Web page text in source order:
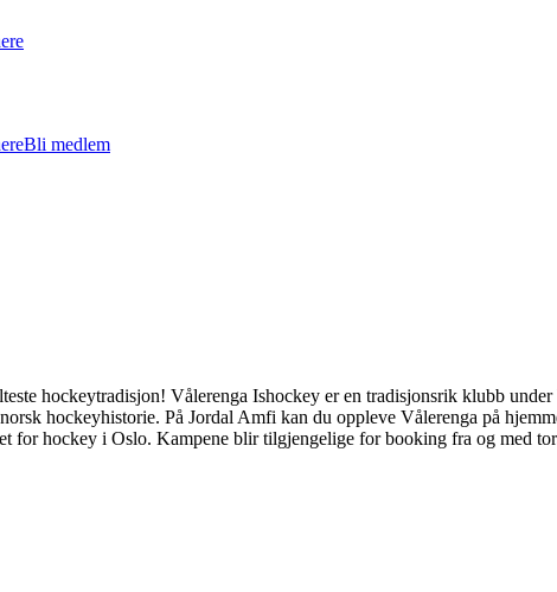
Bli medlem
hockeytradisjon! Vålerenga Ishockey er en tradisjonsrik klubb
hockeyhistorie. På Jordal Amfi kan du oppleve Vålerenga på
for hockey i Oslo. Kampene blir tilgjengelige for booking fra og med